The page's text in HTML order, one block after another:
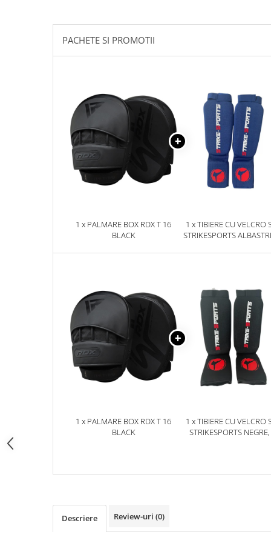
Perne Antrenament Arte Martiale
Imbracaminte sport
Sorturi Kickboxing / MMA
Tricouri / Maiouri
Trening/Compleu
Bluze / Hanorace/Geci
Proteze/Protectii dentare
Accesorii Lupte/Wrestling
Suprafete de lupta/Dotari sala
Suprafete de Lupta/Antrenament
Dotari Sala/Dojo
Ardere/Slabire
Vitamine/Minerale
PACHETE SI PROMOTII
1 x PALMARE BOX RDX T 16
BLACK
1 x TIBIERE CU VELCRO
STRIKESPORTS
1 x PALMARE BOX RDX T 16
BLACK
1 x TIBIERE CU VELCRO
STRIKESPORTS
Descriere Review-uri (0)